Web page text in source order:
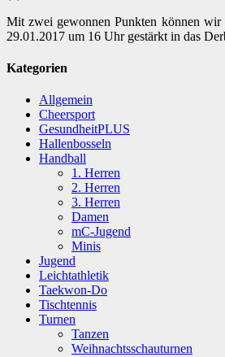
Mit zwei gewonnen Punkten können wir
29.01.2017 um 16 Uhr gestärkt in das
Kategorien
Allgemein
Cheersport
GesundheitPLUS
Hallenbosseln
Handball
1. Herren
2. Herren
3. Herren
Damen
mC-Jugend
Minis
Jugend
Leichtathletik
Taekwon-Do
Tischtennis
Turnen
Tanzen
Weihnachtsschauturnen